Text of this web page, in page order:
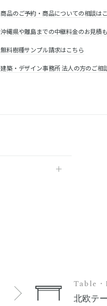
商品のご予約・商品についての相談は
沖縄県や離島までの中継料金のお見積
無料樹種サンプル請求はこちら
建築・デザイン事務所 法人の方のご相
Table
北欧テ